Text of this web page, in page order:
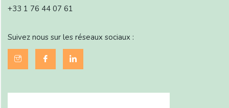
+33 1 76 44 07 61
Suivez nous sur les réseaux sociaux :